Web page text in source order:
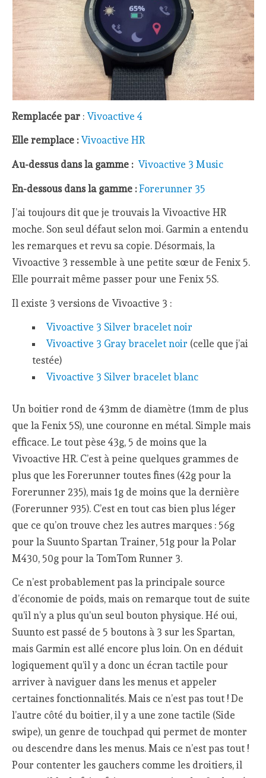
Remplacée par : Vivoactive 4
Elle remplace : Vivoactive HR
Au-dessus dans la gamme : Vivoactive 3 Music
En-dessous dans la gamme :Forerunner 35
J’ai toujours dit que je trouvais la Vivoactive HR
moche. Son seul défaut selon moi. Garmin a entendu
les remarques et revu sa copie. Désormais, la
Vivoactive 3 ressemble à une petite sœur de Fenix 5.
Elle pourrait même passer pour une Fenix 5S.
Il existe 3 versions de Vivoactive 3 :
Vivoactive 3 Silver bracelet noir
Vivoactive 3 Gray bracelet noir (celle que j’ai
testée)
Vivoactive 3 Silver bracelet blanc
Un boitier rond de 43mm de diamètre (1mm de plus
que la Fenix 5S), une couronne en métal. Simple mais
efficace. Le tout pèse 43g, 5 de moins que la
Vivoactive HR. C’est à peine quelques grammes de
plus que les Forerunner toutes fines (42g pour la
Forerunner 235), mais 1g de moins que la dernière
(Forerunner 935). C’est en tout cas bien plus léger
que ce qu’on trouve chez les autres marques : 56g
pour la Suunto Spartan Trainer, 51g pour la Polar
M430, 50g pour la TomTom Runner 3.
Ce n’est probablement pas la principale source
d’économie de poids, mais on remarque tout de suite
qu’il n’y a plus qu’un seul bouton physique. Hé oui,
Suunto est passé de 5 boutons à 3 sur les Spartan,
mais Garmin est allé encore plus loin. On en déduit
logiquement qu’il y a donc un écran tactile pour
arriver à naviguer dans les menus et appeler
certaines fonctionnalités. Mais ce n’est pas tout ! De
l’autre côté du boitier, il y a une zone tactile (Side
swipe), un genre de touchpad qui permet de monter
ou descendre dans les menus. Mais ce n’est pas tout !
Pour contenter les gauchers comme les droitiers, il